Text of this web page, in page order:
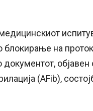
блокирање на
(AFib),